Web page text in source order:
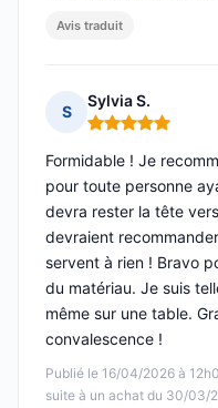
Avis traduit
S
Sylvia S.
Note : 5 sur 5
Publié le 16/04/2026 à
suite à un achat du 30/03/
Formidable ! Je
pour toute personne
devra rester la tête
devraient
servent à rien ! Bravo
du matériau. Je suis
même sur une table.
convalescence !